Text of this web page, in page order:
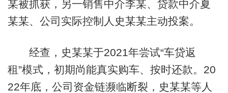
某被抓获，另一销售中介李某、贷款中介夏
某某、公司实际控制人史某某主动投案。
经查，史某某于2021年尝试“车贷返
租”模式，初期尚能真实购车、按时还款。20
22年底，公司资金链濒临断裂，史某某等人